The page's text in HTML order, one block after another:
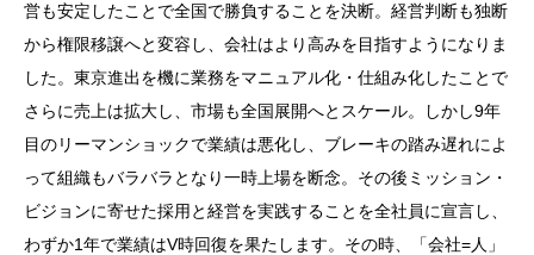
営も安定したことで全国で勝負することを決断。経営判断も独断
から権限移譲へと変容し、会社はより高みを目指すようになりま
した。東京進出を機に業務をマニュアル化・仕組み化したことで
さらに売上は拡大し、市場も全国展開へとスケール。しかし9年
目のリーマンショックで業績は悪化し、ブレーキの踏み遅れによ
って組織もバラバラとなり一時上場を断念。その後ミッション・
ビジョンに寄せた採用と経営を実践することを全社員に宣言し、
わずか1年で業績はV時回復を果たします。その時、「会社=人」